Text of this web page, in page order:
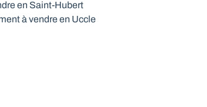
en Saint-Hubert
à vendre en Uccle